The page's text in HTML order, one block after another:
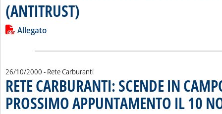
(ANTITRUST)
Leggi tutta la notizia: 'LETTERA DEL MINISTRO LETTA A
Lista allegati PDF alla notizia
Allegato
26/10/2000 - Rete Carburanti
RETE CARBURANTI: SCENDE IN
PROSSIMO APPUNTAMENTO IL 10